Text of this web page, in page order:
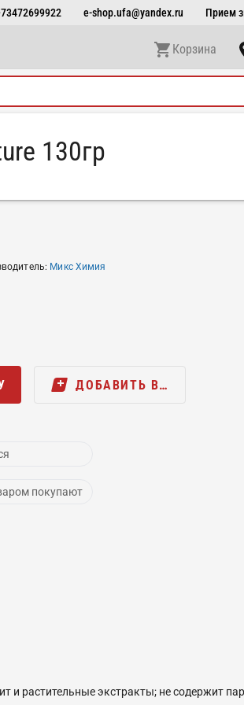
e-shop.ufa@yandex.ru Прием
Корзина
130гр
: Микс Химия
ДОБАВИТЬ В…
покупают
и растительные экстракты; не содержит